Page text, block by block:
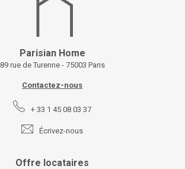
Parisian Home
89 rue de Turenne - 75003 Paris
Contactez-nous
+ 33 1 45 08 03 37
Écrivez-nous
Offre locataires